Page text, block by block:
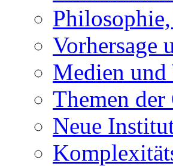
Vorhersage
Medien
Themen
Neue